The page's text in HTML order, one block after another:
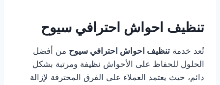
تنظيف احواش احترافي سيوح
تُعد خدمة تنظيف احواش احترافي سيوح من أفضل
الحلول للحفاظ على الأحواش نظيفة ومرتبة بشكل
دائم، حيث يعتمد العملاء على الفرق المحترفة لإزالة